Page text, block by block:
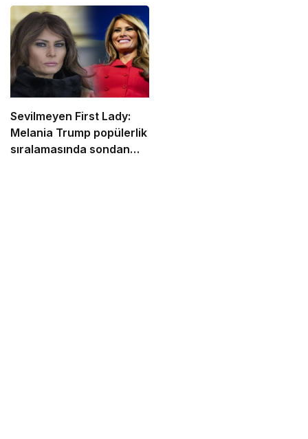
Sevilmeyen First Lady:
Melania Trump popülerlik
sıralamasında sondan